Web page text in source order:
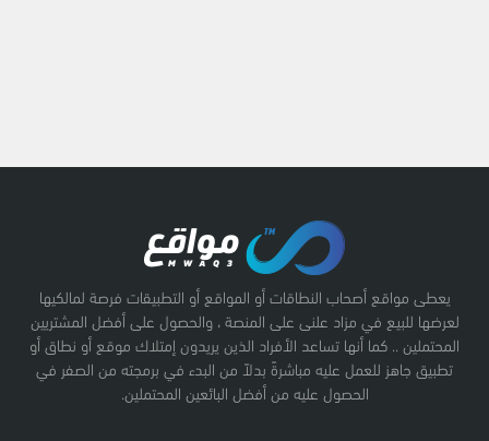
يعطى مواقع أصحاب النطاقات أو المواقع أو التطبيقات فرصة لمالكيها
لعرضها للبيع في مزاد علنى على المنصة ، والحصول على أفضل المشتريين
المحتملين .. كما أنها تساعد الأفراد الذين يريدون إمتلاك موقع أو نطاق أو
تطبيق جاهز للعمل عليه مباشرةً بدلاً من البدء في برمجته من الصفر في
الحصول عليه من أفضل البائعين المحتملين.